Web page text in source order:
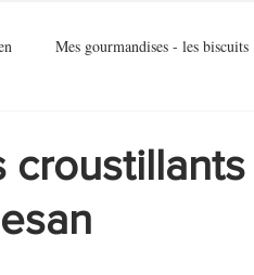
Mes gourmandises - les biscuits
croustillants